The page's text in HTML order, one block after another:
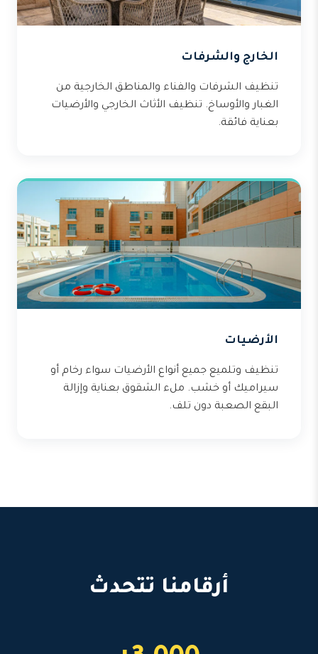
الخارج والشرفات
تنظيف الشرفات والفناء والمناطق الخارجية من
الغبار والأوساخ. تنظيف الأثاث الخارجي والأرضيات
بعناية فائقة.
الأرضيات
تنظيف وتلميع جميع أنواع الأرضيات سواء رخام أو
سيراميك أو خشب. ملء الشقوق بعناية وإزالة
البقع الصعبة دون تلف.
أرقامنا تتحدث